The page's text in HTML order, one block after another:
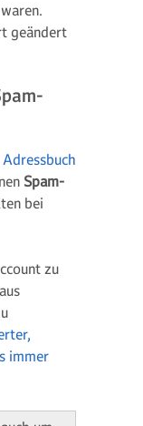
geändert
Adressbuch
Spam-
bei
zu
immer